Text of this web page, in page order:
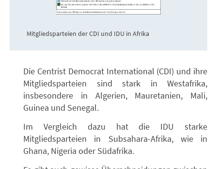
Mitgliedsparteien der CDI und IDU in Afrika
Die Centrist Democrat International (CDI) und ihre
Mitgliedsparteien sind stark in Westafrika,
insbesondere in Algerien, Mauretanien, Mali,
Guinea und Senegal.
Im Vergleich dazu hat die IDU starke
Mitgliedsparteien in Subsahara-Afrika, wie in
Ghana, Nigeria oder Südafrika.